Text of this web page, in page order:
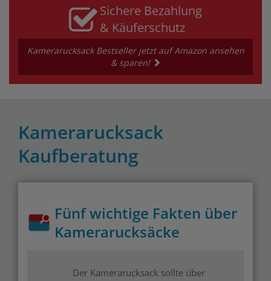
Sichere Bezahlung
& Käuferschutz
Kamerarucksack Bestseller jetzt auf Amazon ansehen
& sparen!
Kamerarucksack
Kaufberatung
Fünf wichtige Fakten über
Kamerarucksäcke
Der Kamerarucksack sollte über